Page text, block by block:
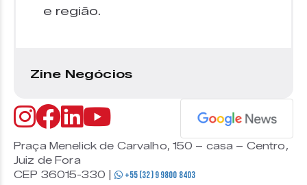
e região.
Zine Negócios
Praça Menelick de Carvalho, 150 – casa – Centro,
Juiz de Fora
CEP 36015-330 |
+55 (32) 9 9800 8403